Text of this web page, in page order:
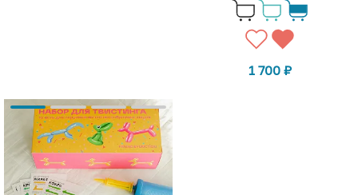
1 700 ₽